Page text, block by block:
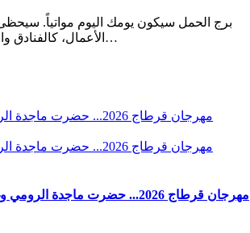
برج الحمل سيكون يومك اليوم مواتياً.
الأعمال، كالفنادق والمطاعم، بيوم أفضل…
مهرجان قرطاج 2026... حضرت ماجدة